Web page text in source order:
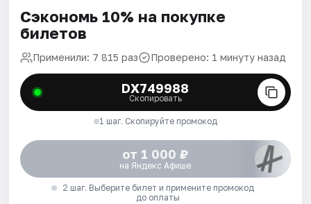
Сэкономь 10% на покупке
билетов
Применили: 7 815 раз Проверено: 1 минуту назад
DX749988
Скопировать
1 шаг. Скопируйте промокод
от 1 000 ₽
на Яндекс Афише
2 шаг. Выберите билет и примените промокод
до оплаты